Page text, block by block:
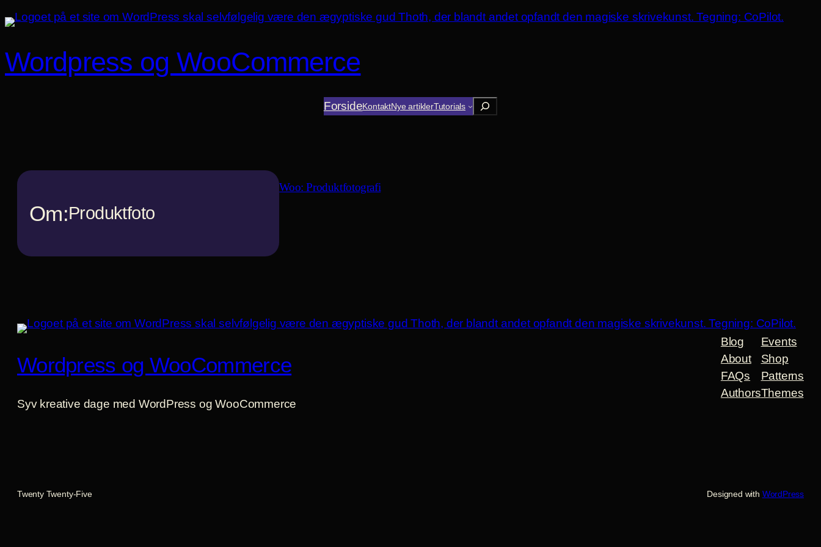
Spring
til
Wordpress og WooCommerce
ForsideKontaktNye artiklerTutorials Søg
Om:Produktfoto
Woo: Produktfotografi
Wordpress og WooCommerce
Syv kreative dage med WordPress og WooCommerce
Blog
About
FAQs
Authors
Events
Shop
Patterns
Themes
Twenty Twenty-Five Designed with WordPress